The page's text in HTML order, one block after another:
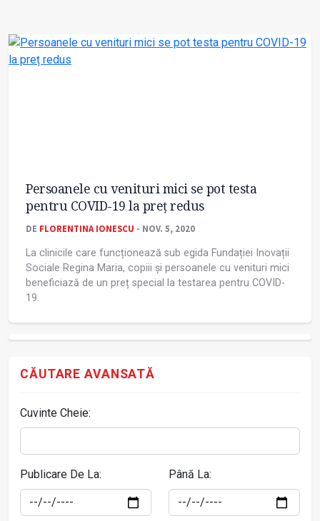
Persoanele cu venituri mici se pot testa
pentru COVID-19 la preț redus
DE FLORENTINA IONESCU - NOV. 5, 2020
La clinicile care funcționează sub egida Fundației Inovații
Sociale Regina Maria, copiii și persoanele cu venituri mici
beneficiază de un preț special la testarea pentru COVID-
19.
CĂUTARE AVANSATĂ
Cuvinte Cheie:
Publicare De La: Până La: